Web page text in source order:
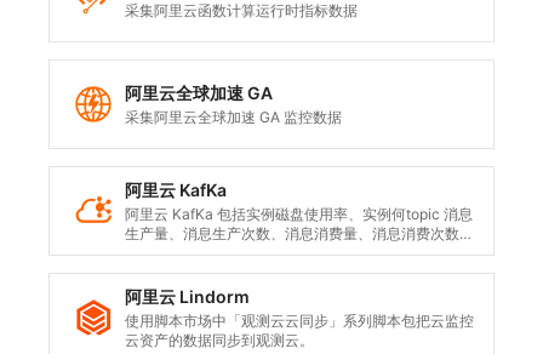
采集阿里云函数计算运行时指标数据
阿里云全球加速 GA
采集阿里云全球加速 GA 监控数据
阿里云 KafKa
阿里云 KafKa 包括实例磁盘使用率、实例何topic 消息
生产量、消息生产次数、消息消费量、消息消费次数
等，这些指标反映了 Kafka 在处理大规模消息传递和实
时数据流时的可靠性保证。
阿里云 Lindorm
使用脚本市场中「观测云云同步」系列脚本包把云监控
云资产的数据同步到观测云。